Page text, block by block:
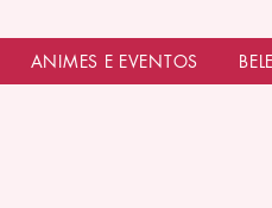
ANIMES E EVENTOS